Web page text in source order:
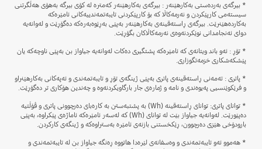
* بیرگەی بەردەستی بەکارهێنەر : بیرگەی بەکارهێنەر کەمترە لە کۆی بیرگە بەهۆی هەڵگرتنی
سیستەمی کارپێکردن و نەرمەکاڵا کە بۆ کارپێکردنی تایبەتمەندییەکانی ئامێرەکە
بەکاردەهێنرێت. بیرگەی ڕاستەقینەی بەکارهێنەر بەپێی بەڕێوەبەرەکە دەگۆڕێت و لەوانەیە
دوای ئەنجامدانی نوێکردنەوەی نەرمەکاڵاکان بگۆڕێت.
* تۆڕ : ئەو باند ویتانەی کە ئامێرەکە پشتگیری دەکات لەوانەیە جیاواز بن بەپێی ناوچەکە یان
پێشکەشکاری خزمەتگوزاری.
* پاتری : تەمەنی ڕاستەقینەی پاتری بەپێی ژینگەی تۆڕ و تایبەتمەندی و ئەپەکانی بەکارهێنراو
و فرێکوێنسیی پەیوەندی و نامە و ژمارەی جار بارگاویکردنەوە و چەندین هۆکاری تر دەگۆڕێت.
* توانای پاتری: توانای ڕاستەقینە (Wh) بە پشتبەستن بە کارەبای دەرچوونی پاتری و ڤۆڵتیە
دەپێورێت. لەوانەیە جیاواز بێت لە توانای (Wh) کە لەسەر ئامێرەکە ئاماژەی پێکراوە، بەپێی
بارودۆخی هێزی دەرچوون، ڕێکخستنی بازنەی ئامێرە بەستراوەکە و ژینگەی کارکردن.
* هەموو ئەو تایبەتمەندی و وەسفانەی لێرەدا هاتووە ڕەنگە جیاواز بن لە تایبەتمەندی و